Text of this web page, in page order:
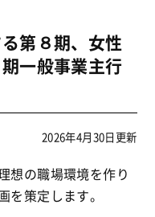
第８期、女性
一般事業主行
2026年4月30日更新
想の職場環境を作り
を策定します。